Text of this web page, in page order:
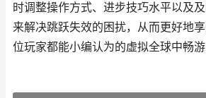
时调整操作方式、进步技巧水平以及
来解决跳跃失效的困扰，从而更好地
位玩家都能小编认为的虚拟全球中畅游